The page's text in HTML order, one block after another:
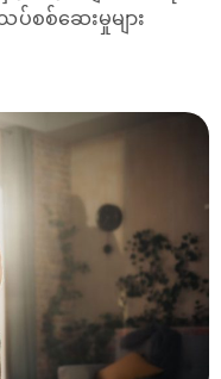
စစ်ဆေးမှုများ